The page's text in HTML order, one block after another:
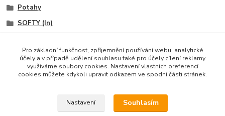
Potahy
SOFTY (In)
Pro základní funkčnost, zpříjemnění používání webu, analytické
účely a v případě udělení souhlasu také pro účely cílení reklamy
využíváme soubory cookies. Nastavení vlastních preferencí
cookies můžete kdykoli upravit odkazem ve spodní části stránek.
Nastavení Souhlasím